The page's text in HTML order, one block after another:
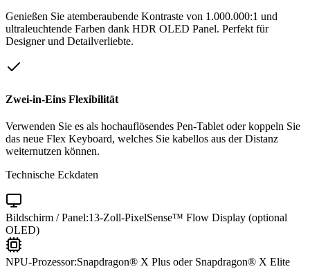
Genießen Sie atemberaubende Kontraste von 1.000.000:1 und
ultraleuchtende Farben dank HDR OLED Panel. Perfekt für
Designer und Detailverliebte.
Zwei-in-Eins Flexibilität
Verwenden Sie es als hochauflösendes Pen-Tablet oder koppeln Sie
das neue Flex Keyboard, welches Sie kabellos aus der Distanz
weiternutzen können.
Technische Eckdaten
Bildschirm / Panel:13-Zoll-PixelSense™ Flow Display (optional
OLED)
NPU-Prozessor:Snapdragon® X Plus oder Snapdragon® X Elite